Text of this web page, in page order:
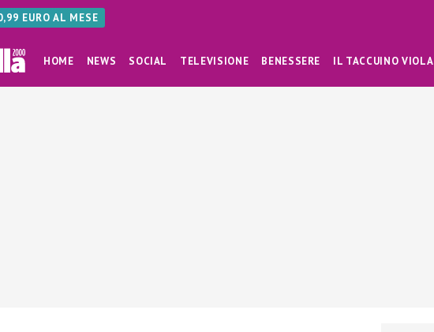
EURO AL MESE
HOME NEWS SOCIAL TELEVISIONE BENESSERE IL TACCUINO VIOLA